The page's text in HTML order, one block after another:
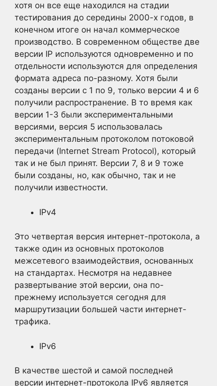
хотя он все еще находился на стадии
тестирования до середины 2000-х годов, в
конечном итоге он начал коммерческое
производство. В современном обществе две
версии IP используются одновременно и по
отдельности используются для определения
формата адреса по-разному. Хотя были
созданы версии с 1 по 9, только версии 4 и 6
получили распространение. В то время как
версии 1-3 были экспериментальными
версиями, версия 5 использовалась
экспериментальным протоколом потоковой
передачи (Internet Stream Protocol), который
так и не был принят. Версии 7, 8 и 9 тоже
были созданы, но, как обычно, так и не
получили известности.
IPv4
Это четвертая версия интернет-протокола, а
также один из основных протоколов
межсетевого взаимодействия, основанных
на стандартах. Несмотря на недавнее
развертывание этой версии, она по-
прежнему используется сегодня для
маршрутизации большей части интернет-
трафика.
IPv6
В качестве шестой и самой последней
версии интернет-протокола IPv6 является